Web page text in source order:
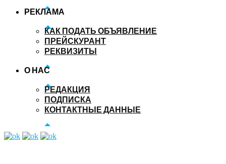
РЕКЛАМА
КАК ПОДАТЬ ОБЪЯВЛЕНИЕ
ПРЕЙСКУРАНТ
РЕКВИЗИТЫ
О НАС
РЕДАКЦИЯ
ПОДПИСКА
КОНТАКТНЫЕ ДАННЫЕ